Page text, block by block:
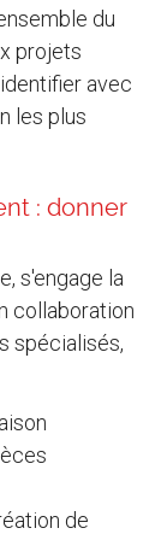
du
projets
avec
les plus
: donner
s'engage la
collaboration
spécialisés,
de